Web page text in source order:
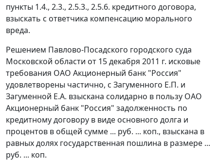
пункты 1.4., 2.3., 2.5.3., 2.5.6. кредитного договора,
взыскать с ответчика компенсацию морального
вреда.
Решением Павлово-Посадского городского суда
Московской области от 15 декабря 2011 г. исковые
требования ОАО Акционерный банк "Россия"
удовлетворены частично, с Загуменного Е.П. и
Загуменной Е.А. взыскана солидарно в пользу ОАО
Акционерный банк "Россия" задолженность по
кредитному договору в виде основного долга и
процентов в общей сумме ... руб. ... коп., взыскана в
равных долях государственная пошлина в размере ...
руб. ... коп.